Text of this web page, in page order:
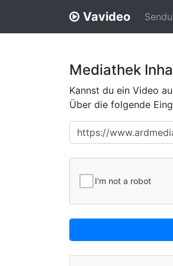
Vavideo
Mediathek
Kannst du ein Video
Über die folgende